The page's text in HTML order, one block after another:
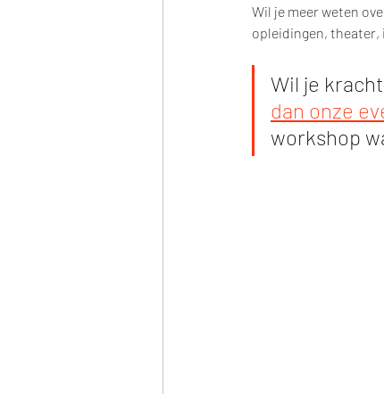
Wil je meer weten
opleidingen,
Wil je
dan onze
workshop